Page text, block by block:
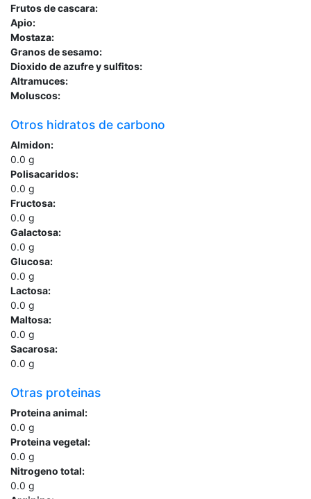
Frutos de cascara:
Apio:
Mostaza:
Granos de sesamo:
Dioxido de azufre y sulfitos:
Altramuces:
Moluscos:
Otros hidratos de carbono
Almidon:
0.0 g
Polisacaridos:
0.0 g
Fructosa:
0.0 g
Galactosa:
0.0 g
Glucosa:
0.0 g
Lactosa:
0.0 g
Maltosa:
0.0 g
Sacarosa:
0.0 g
Otras proteinas
Proteina animal:
0.0 g
Proteina vegetal:
0.0 g
Nitrogeno total:
0.0 g